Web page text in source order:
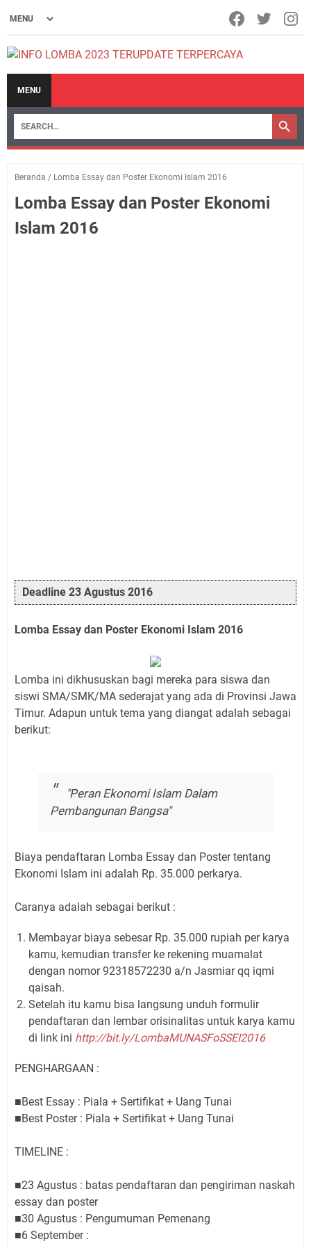
MENU
Beranda / Lomba Essay dan Poster Ekonomi Islam 2016
Lomba Essay dan Poster Ekonomi
Islam 2016
Deadline 23 Agustus 2016
Lomba Essay dan Poster Ekonomi Islam 2016
Lomba ini dikhususkan bagi mereka para siswa dan
siswi SMA/SMK/MA sederajat yang ada di Provinsi Jawa
Timur. Adapun untuk tema yang diangat adalah sebagai
berikut:
"Peran Ekonomi Islam Dalam
Pembangunan Bangsa"
Biaya pendaftaran Lomba Essay dan Poster tentang
Ekonomi Islam ini adalah Rp. 35.000 perkarya.
Caranya adalah sebagai berikut :
Membayar biaya sebesar Rp. 35.000 rupiah per karya
kamu, kemudian transfer ke rekening muamalat
dengan nomor 92318572230 a/n Jasmiar qq iqmi
qaisah.
Setelah itu kamu bisa langsung unduh formulir
pendaftaran dan lembar orisinalitas untuk karya kamu
di link ini http://bit.ly/LombaMUNASFoSSEI2016
PENGHARGAAN :
■Best Essay : Piala + Sertifikat + Uang Tunai
■Best Poster : Piala + Sertifikat + Uang Tunai
TIMELINE :
■23 Agustus : batas pendaftaran dan pengiriman naskah
essay dan poster
■30 Agustus : Pengumuman Pemenang
■6 September :